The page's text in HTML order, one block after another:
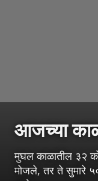
आजच्या
मुघल काळातील ३२
मोजले, तर ते सुमारे